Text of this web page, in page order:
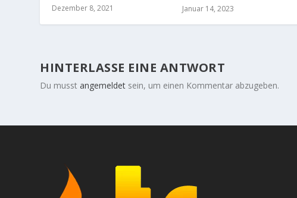
Dezember 8, 2021 Januar 14, 2023
HINTERLASSE EINE ANTWORT
Du musstangemeldet sein, um einen Kommentar abzugeben.